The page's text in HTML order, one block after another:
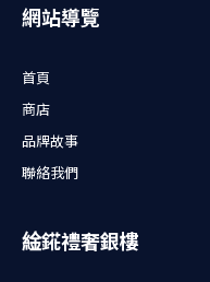
網站導覽
首頁
商店
品牌故事
聯絡我們
䋮錵禮奢銀樓